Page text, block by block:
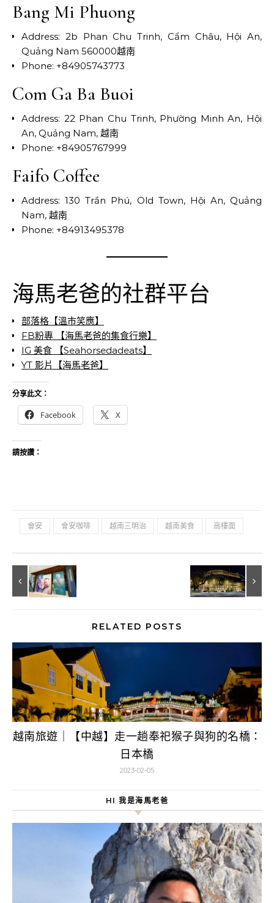
Bang Mi Phuong
Address: 2b Phan Chu Trinh, Cẩm Châu, Hội An,
Quảng Nam 560000越南
Phone: +84905743773
Com Ga Ba Buoi
Address: 22 Phan Chu Trinh, Phường Minh An, Hội
An, Quảng Nam, 越南
Phone: +84905767999
Faifo Coffee
Address: 130 Trần Phú, Old Town, Hội An, Quảng
Nam, 越南
Phone: +84913495378
海馬老爸的社群平台
部落格【溫市笑應】
FB粉專 【海馬老爸的集食行樂】
IG 美食 【Seahorsedadeats】
YT 影片【海馬老爸】
分享此文：
Facebook X
請按讚：
會安 會安咖啡 越南三明治 越南美食 高樓面
RELATED POSTS
越南旅遊｜【中越】走一趟奉祀猴子與狗的名橋：
日本橋
2023-02-05
HI 我是海馬老爸